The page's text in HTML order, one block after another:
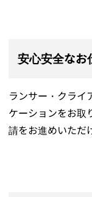
安心安全なお
ランサー・クライ
ケーションをお取
請をお進めいただ